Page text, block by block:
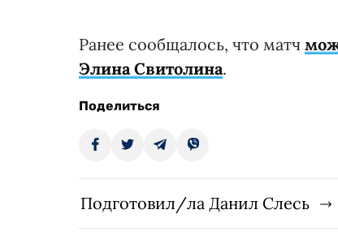
Ранее сообщалось, что матч
Элина Свитолина.
Поделиться
Подготовил/ла Данил Слесь